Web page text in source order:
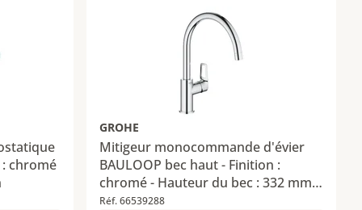
: chromé
GROHE
Mitigeur monocommande d'évier
BAULOOP bec haut - Finition :
chromé - Hauteur du bec : 332 mm -
Longueur du bec : 227 mm
Réf. 66539288